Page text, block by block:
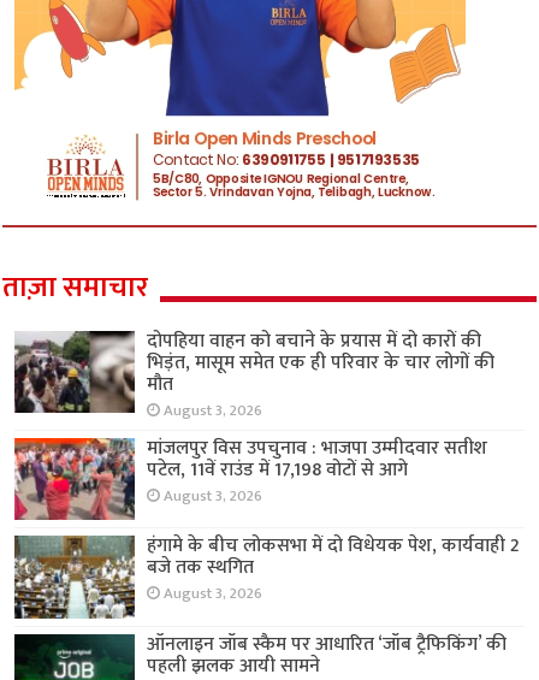
ताज़ा समाचार
दोपहिया वाहन को बचाने के प्रयास में दो कारों की
भिड़ंत, मासूम समेत एक ही परिवार के चार लोगों की
मौत
August 3, 2026
मांजलपुर विस उपचुनाव : भाजपा उम्मीदवार सतीश
पटेल, 11वें राउंड में 17,198 वोटों से आगे
August 3, 2026
हंगामे के बीच लोकसभा में दो विधेयक पेश, कार्यवाही 2
बजे तक स्थगित
August 3, 2026
ऑनलाइन जॉब स्कैम पर आधारित ‘जॉब ट्रैफिकिंग’ की
पहली झलक आयी सामने